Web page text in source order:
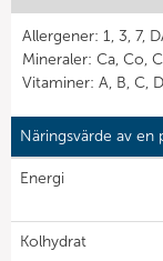
Allergener: 1, 3, 7,
Mineraler: Ca, Co,
Vitaminer: A, B, C,
Näringsvärde av en
Energi
Kolhydrat